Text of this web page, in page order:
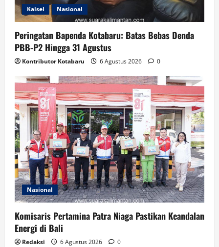
Kalsel Nasional
Peringatan Bapenda Kotabaru: Batas Bebas Denda
PBB-P2 Hingga 31 Agustus
Kontributor Kotabaru 6 Agustus 2026 0
Nasional
Komisaris Pertamina Patra Niaga Pastikan Keandalan
Energi di Bali
Redaksi 6 Agustus 2026 0